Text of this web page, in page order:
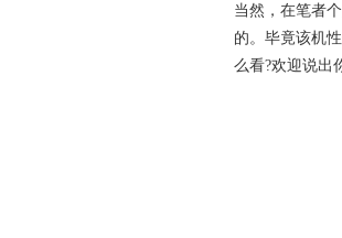
当然，在笔者
的。毕竟该机
么看?欢迎说出